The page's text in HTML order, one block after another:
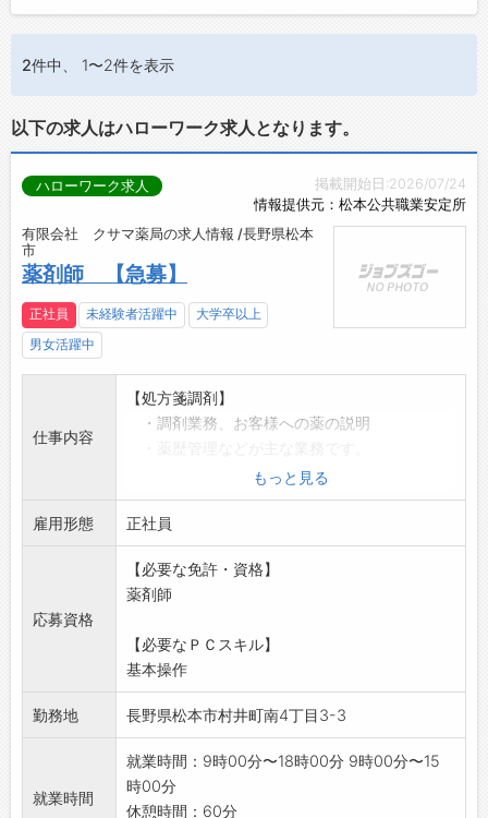
2件中、 1〜2件を表示
以下の求人はハローワーク求人となります。
掲載開始日:2026/07/24
情報提供元：松本公共職業安定所
ハローワーク求人
有限会社 クサマ薬局の求人情報 /長野県松本
市
薬剤師 【急募】
正社員 未経験者活躍中
大学卒以上
男女活躍中
仕事内容
【処方箋調剤】
・調剤業務、お客様への薬の説明
※パソコン操作を伴います。
※ブランクのある方でも研修を行いますので安
心して応募い
ただけます。
*応募する方は、ハローワークの紹介状をお持ち
ください。
もっと見る
雇用形態 正社員
応募資格
【必要な免許・資格】
薬剤師
【必要なＰＣスキル】
基本操作
勤務地 長野県松本市村井町南4丁目3-3
就業時間
就業時間：9時00分〜18時00分 9時00分〜15
時00分
休憩時間：60分